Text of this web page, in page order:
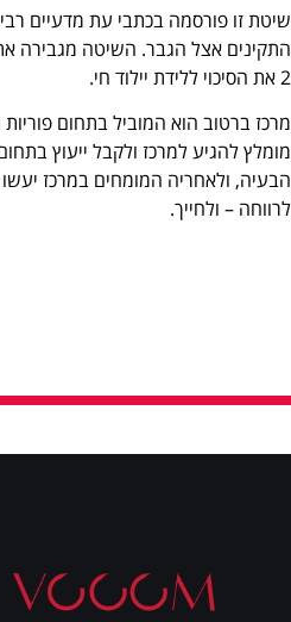
שיטת זו פורסמה בכתבי עת מדעיים
התקינים אצל הגבר. השיטה מגבירה
2 את הסיכוי ללידת יילוד חי.
מרכז ברטוב הוא המוביל בתחום
מומלץ להגיע למרכז ולקבל ייעוץ
הבעיה, ולאחריה המומחים במרכז יעשו
לרווחה – ולחייך.